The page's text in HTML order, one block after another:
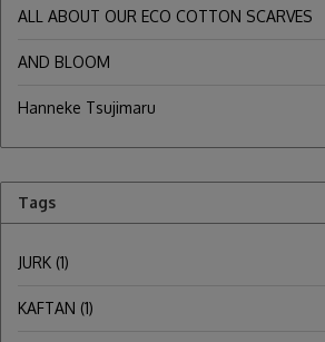
ALL ABOUT OUR ECO COTTON SCARVES
AND BLOOM
Hanneke Tsujimaru
Tags
JURK (1)
KAFTAN (1)